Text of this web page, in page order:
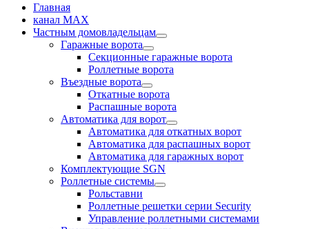
Главная
канал MAX
Частным домовладельцам
Гаражные ворота
Секционные гаражные ворота
Роллетные ворота
Въездные ворота
Откатные ворота
Распашные ворота
Автоматика для ворот
Автоматика для откатных ворот
Автоматика для распашных ворот
Автоматика для гаражных ворот
Комплектующие SGN
Роллетные системы
Рольставни
Роллетные решетки серии Security
Управление роллетными системами